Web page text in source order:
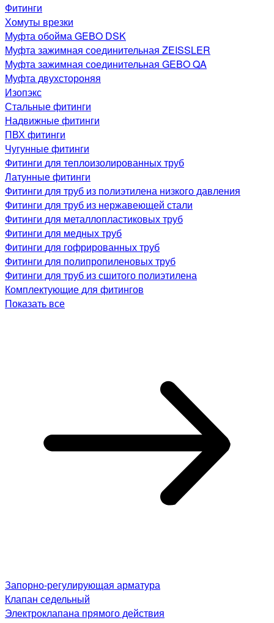
Фитинги
Хомуты врезки
Муфта обойма GEBO DSK
Муфта зажимная соединительная ZEISSLER
Муфта зажимная соединительная GEBO QA
Муфта двухстороняя
Изопэкс
Стальные фитинги
Надвижные фитинги
ПВХ фитинги
Чугунные фитинги
Фитинги для теплоизолированных труб
Латунные фитинги
Фитинги для труб из полиэтилена низкого давления
Фитинги для труб из нержавеющей стали
Фитинги для металлопластиковых труб
Фитинги для медных труб
Фитинги для гофрированных труб
Фитинги для полипропиленовых труб
Фитинги для труб из сшитого полиэтилена
Комплектующие для фитингов
Показать все
Запорно-регулирующая арматура
Клапан седельный
Электроклапана прямого действия